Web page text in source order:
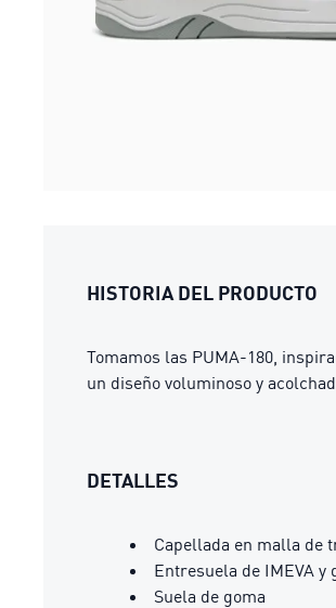
HISTORIA DEL PRODUCTO
Tomamos las PUMA-180,
un diseño voluminoso y
DETALLES
Capellada en malla de
Entresuela de IMEVA y
Suela de goma